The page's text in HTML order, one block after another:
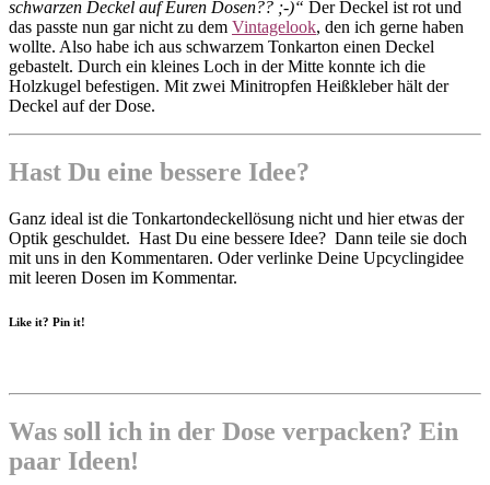
schwarzen Deckel auf Euren Dosen?? ;-)“ Der Deckel ist rot und
das passte nun gar nicht zu dem Vintagelook, den ich gerne haben
wollte. Also habe ich aus schwarzem Tonkarton einen Deckel
gebastelt. Durch ein kleines Loch in der Mitte konnte ich die
Holzkugel befestigen. Mit zwei Minitropfen Heißkleber hält der
Deckel auf der Dose.
Hast Du eine bessere Idee?
Ganz ideal ist die Tonkartondeckellösung nicht und hier etwas der
Optik geschuldet. Hast Du eine bessere Idee? Dann teile sie doch
mit uns in den Kommentaren. Oder verlinke Deine Upcyclingidee
mit leeren Dosen im Kommentar.
Like it? Pin it!
Was soll ich in der Dose verpacken? Ein
paar Ideen!